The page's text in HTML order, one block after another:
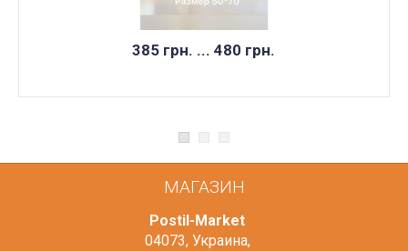
385 грн. ... 480 грн.
МАГАЗИН
Postil-Market
04073, Украина,